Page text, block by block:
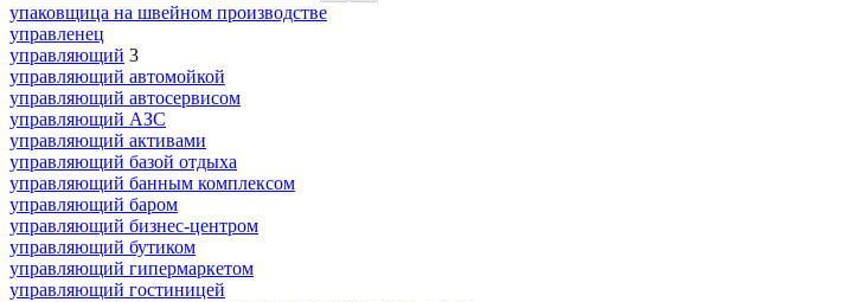
упаковщица на швейном производстве
управленец
управляющий 3
управляющий автомойкой
управляющий автосервисом
управляющий АЗС
управляющий активами
управляющий базой отдыха
управляющий банным комплексом
управляющий баром
управляющий бизнес-центром
управляющий бутиком
управляющий гипермаркетом
управляющий гостиницей